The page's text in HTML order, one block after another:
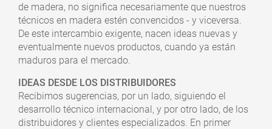
de madera, no significa necesariamente que nuestros
técnicos en madera estén convencidos - y viceversa.
De este intercambio exigente, nacen ideas nuevas y
eventualmente nuevos productos, cuando ya están
maduros para el mercado.
IDEAS DESDE LOS DISTRIBUIDORES
Recibimos sugerencias, por un lado, siguiendo el
desarrollo técnico internacional, y por otro lado, de los
distribuidores y clientes especializados. En primer